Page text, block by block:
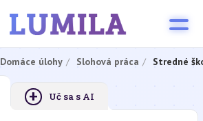
Domáce úlohy Slohová práca Stredné
+ Uč sa s AI